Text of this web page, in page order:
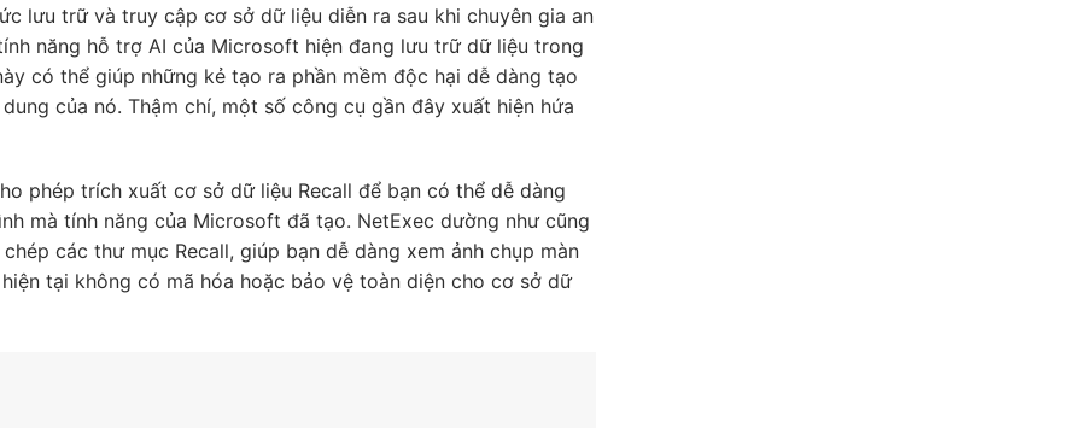
lưu trữ và truy cập cơ sở dữ liệu diễn ra sau khi chuyên gia an
năng hỗ trợ AI của Microsoft hiện đang lưu trữ dữ liệu trong
có thể giúp những kẻ tạo ra phần mềm độc hại dễ dàng tạo
của nó. Thậm chí, một số công cụ gần đây xuất hiện hứa
phép trích xuất cơ sở dữ liệu Recall để bạn có thể dễ dàng
mà tính năng của Microsoft đã tạo. NetExec dường như cũng
các thư mục Recall, giúp bạn dễ dàng xem ảnh chụp màn
tại không có mã hóa hoặc bảo vệ toàn diện cho cơ sở dữ